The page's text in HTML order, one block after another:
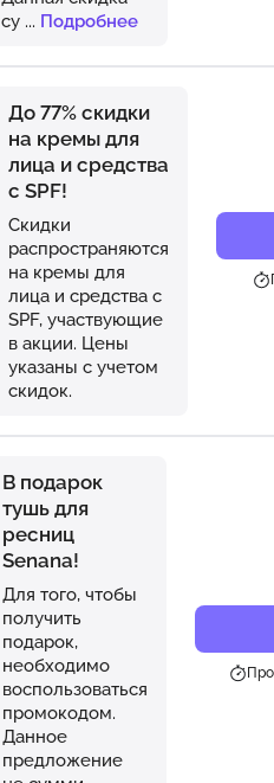
су ... Подробнее
До 77% скидки
на кремы для
лица и средства
с SPF!
Скидки
распространяются
на кремы для
лица и средства с
SPF, участвующие
в акции. Цены
указаны с учетом
скидок.
В подарок
тушь для
ресниц
Senana!
Для того, чтобы
получить
подарок,
необходимо
воспользоваться
промокодом.
Данное
предложение